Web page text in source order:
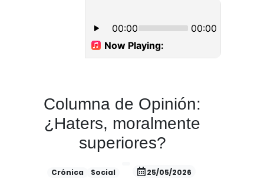
Columna de Opinión:
¿Haters, moralmente
superiores?
Crónica Social 25/05/2026